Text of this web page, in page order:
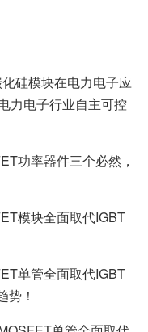
硅模块在电力电子应
力电子行业自主可控
功率器件三个必然，
模块全面取代IGBT
单管全面取代IGBT
势！